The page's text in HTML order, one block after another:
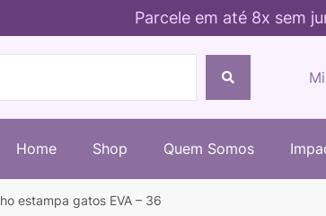
Parcele em até 8x sem
Home Shop Quem Somos
estampa gatos EVA – 36